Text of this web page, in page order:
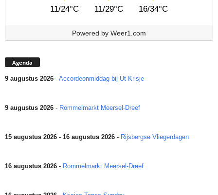
11/24°C 11/29°C 16/34°C
Powered by Weer1.com
Agenda
9 augustus 2026 - Accordeonmiddag bij Ut Krisje
9 augustus 2026 - Rommelmarkt Meersel-Dreef
15 augustus 2026 - 16 augustus 2026 - Rijsbergse Vliegerdagen
16 augustus 2026 - Rommelmarkt Meersel-Dreef